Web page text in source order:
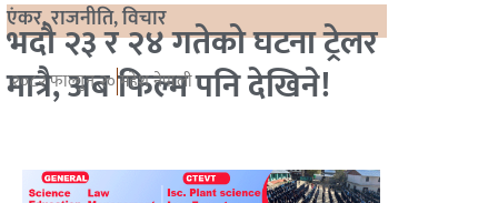
एंकर,राजनीति,विचार
भदौ २३ र २४ गतेको घटना ट्रेलर
मात्रै, अब फिल्म पनि देखिने!
२०८२ फाल्गुन २०महेश नेपाली